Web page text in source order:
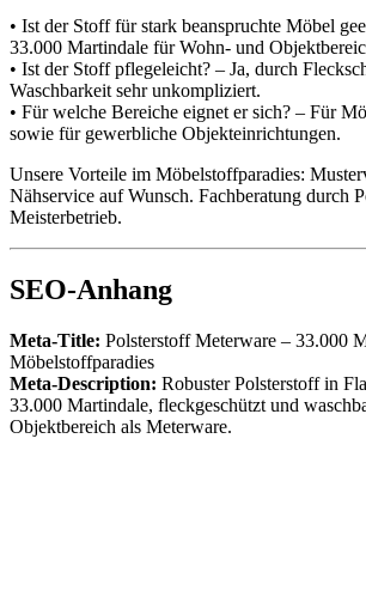
• Ist der Stoff für stark beanspruchte Möbel
33.000 Martindale für Wohn- und
• Ist der Stoff pflegeleicht? – Ja, durch
Waschbarkeit sehr unkompliziert.
• Für welche Bereiche eignet er sich? – Für
sowie für gewerbliche Objekteinrichtungen.
Unsere Vorteile im Möbelstoffparadies:
Nähservice auf Wunsch. Fachberatung durch
Meisterbetrieb.
SEO-Anhang
Meta-Title: Polsterstoff Meterware – 33.000
Möbelstoffparadies
Meta-Description: Robuster Polsterstoff in
33.000 Martindale, fleckgeschützt und
Objektbereich als Meterware.